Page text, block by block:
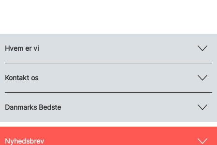
Hvem er vi
Kontakt os
Danmarks Bedste
Nyhedsbrev